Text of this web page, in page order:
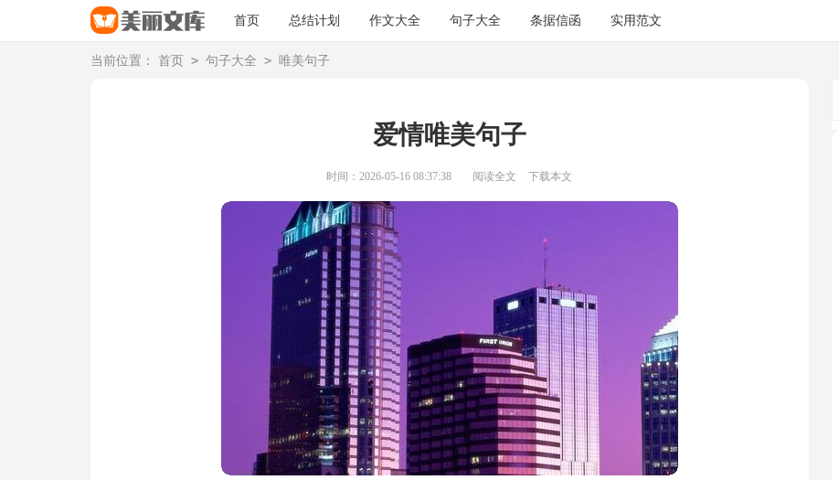
首页 总结计划 作文大全 句子大全 条据信函 实用范文
当前位置： 首页 > 句子大全 > 唯美句子
爱情唯美句子
时间：2026-05-16 08:37:38 阅读全文 下载本文